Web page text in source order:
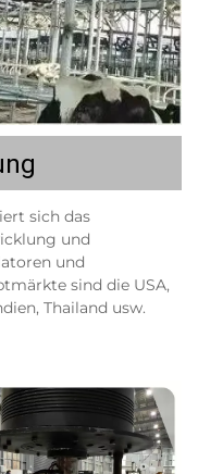
sich das
und
und
sind die USA,
Thailand usw.